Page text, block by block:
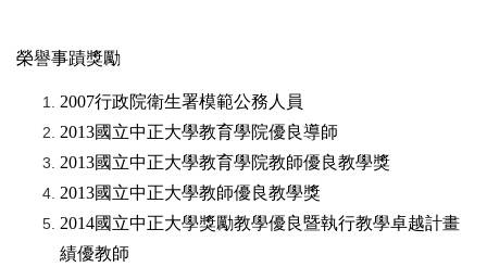
榮譽事蹟獎勵
2007行政院衛生署模範公務人員
2013國立中正大學教育學院優良導師
2013國立中正大學教育學院教師優良教學獎
2013國立中正大學教師優良教學獎
2014國立中正大學獎勵教學優良暨執行教學卓越計畫
績優教師